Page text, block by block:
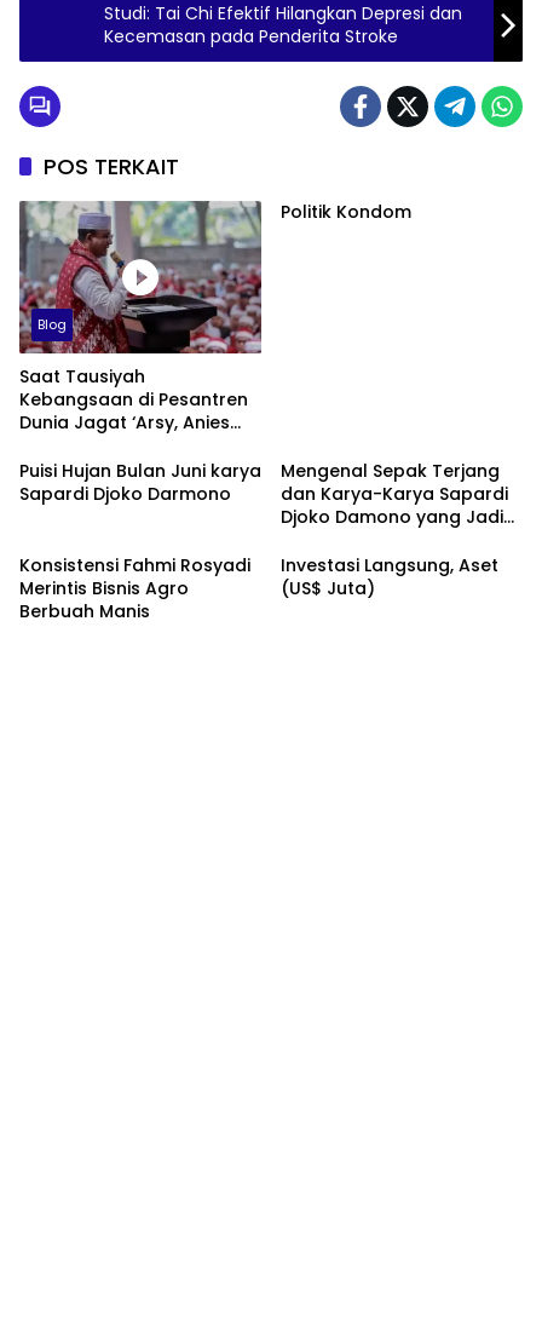
Studi: Tai Chi Efektif Hilangkan Depresi dan
Kecemasan pada Penderita Stroke
POS TERKAIT
Blog
Saat Tausiyah
Kebangsaan di Pesantren
Dunia Jagat ‘Arsy, Anies
Dukungan dari Abah Aos
Politik Kondom
Puisi Hujan Bulan Juni karya
Sapardi Djoko Darmono
Mengenal Sepak Terjang
dan Karya-Karya Sapardi
Djoko Damono yang Jadi
Konsistensi Fahmi Rosyadi
Merintis Bisnis Agro
Berbuah Manis
Investasi Langsung, Aset
(US$ Juta)